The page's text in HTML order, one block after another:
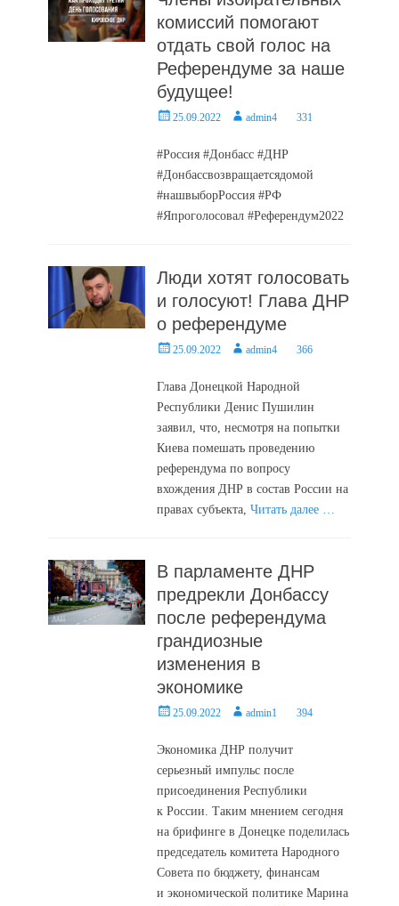
комиссий помогают
отдать свой голос на
Референдуме за наше
будущее!
Posted25.09.2022 Authoradmin4 331
#Россия #Донбасс #ДНР
#Донбассвозвращаетсядомой
#нашвыборРоссия #РФ
#Япроголосовал #Референдум2022
Люди хотят голосовать
и голосуют! Глава ДНР
о референдуме
Posted25.09.2022 Authoradmin4 366
Глава Донецкой Народной
Республики Денис Пушилин
заявил, что, несмотря на попытки
Киева помешать проведению
референдума по вопросу
вхождения ДНР в состав России на
правах субъекта,Читать далее …
В парламенте ДНР
предрекли Донбассу
после референдума
грандиозные
изменения в
экономике
Posted25.09.2022 Authoradmin1 394
Экономика ДНР получит
серьезный импульс после
присоединения Республики
к России. Таким мнением сегодня
на брифинге в Донецке поделилась
председатель комитета Народного
Совета по бюджету, финансам
и экономической политике Марина